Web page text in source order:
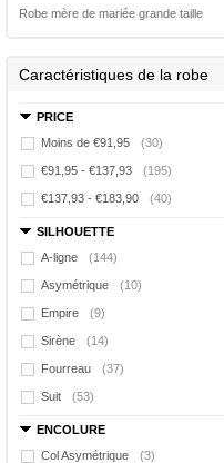
Robe mère de mariée grande taille
Caractéristiques de la robe
PRICE
Moins de €91,95
(30)
€91,95 - €137,93 (195)
€137,93 - €183,90 (40)
SILHOUETTE
A-ligne
(144)
Asymétrique (10)
Empire (9)
Sirène (14)
Fourreau (37)
Suit (53)
ENCOLURE
Col Asymétrique
(3)